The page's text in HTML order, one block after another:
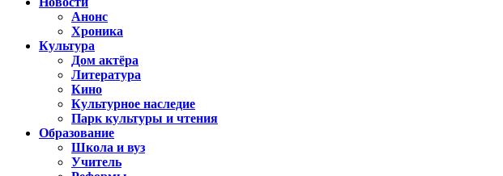
Анонс
Хроника
Культура
Дом актёра
Литература
Кино
Культурное наследие
Парк культуры и чтения
Образование
Школа и вуз
Учитель